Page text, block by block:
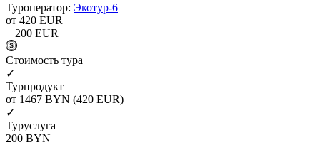
Туроператор: Экотур-6
от 420 EUR
+ 200 EUR
Cтоимость тура
✓
Турпродукт
от 1467 BYN (420 EUR)
✓
Туруслуга
200 BYN